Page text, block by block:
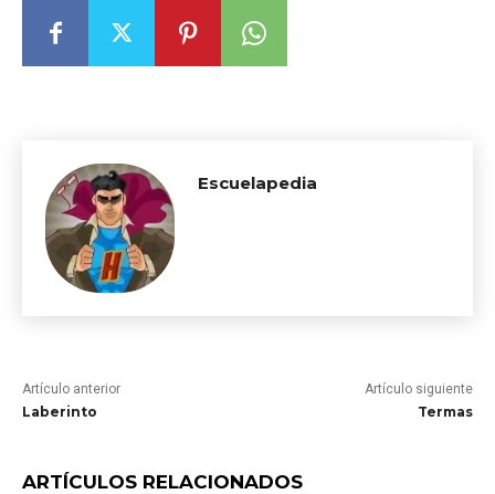
Escuelapedia
Artículo anterior
Laberinto
Artículo siguiente
Termas
ARTÍCULOS RELACIONADOS